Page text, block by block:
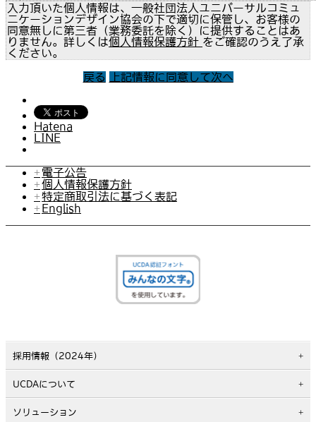
入力頂いた個人情報は、一般社団法人ユニバーサルコミュ
ニケーションデザイン協会の下で適切に保管し、お客様の
同意無しに第三者（業務委託を除く）に提供することはあ
りません。詳しくは個人情報保護方針 をご確認のうえ了承
ください。
戻る 上記情報に同意して次へ
Hatena
LINE
電子公告
個人情報保護方針
特定商取引法に基づく表記
English
採用情報（2024年）
UCDAについて
ソリューション